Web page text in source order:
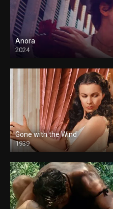
Anora
2024
Gone with the Wind
1939